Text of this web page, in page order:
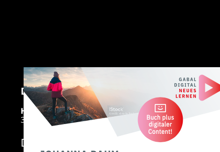
Die 7 Pfade zu guten Entscheidungen
HARDCOVER EDITION
32,90 €
Das Praxisbuch für mehr Klarheit in